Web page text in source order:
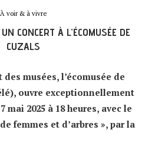
À voir & à vivre
CONCERT À L’ÉCOMUSÉE DE
CUZALS
musées, l’écomusée de
ouvre exceptionnellement
mai 2025 à 18 heures, avec le
femmes et d’arbres », par la